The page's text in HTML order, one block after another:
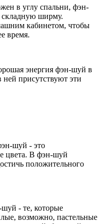
в углу спальни, фэн-
складную ширму.
кабинетом, чтобы
время.
энергия фэн-шуй в
ней присутствуют эти
шуй - это
цвета. В фэн-шуй
положительного
- те, которые
возможно, пастельные